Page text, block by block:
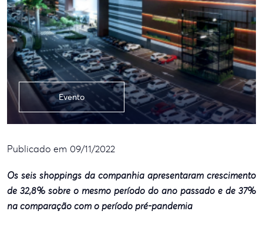
Evento
Publicado em 09/11/2022
Os seis shoppings da companhia apresentaram crescimento
de 32,8% sobre o mesmo período do ano passado e de 37%
na comparação com o período pré-pandemia